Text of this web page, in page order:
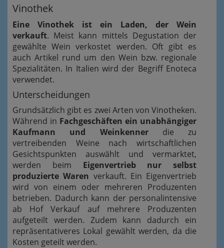
Vinothek
Eine Vinothek ist ein Laden, der Wein
verkauft. Meist kann mittels Degustation der
gewählte Wein verkostet werden. Oft gibt es
auch Artikel rund um den Wein bzw. regionale
Spezialitäten. In Italien wird der Begriff Enoteca
verwendet.
Unterscheidungen
Grundsätzlich gibt es zwei Arten von Vinotheken.
Während in Fachgeschäften ein unabhängiger
Kaufmann und Weinkennerdie zu
vertreibenden Weine nach wirtschaftlichen
Gesichtspunkten auswählt und vermarktet,
werden beim Eigenvertrieb nur selbst
produzierte Waren verkauft. Ein Eigenvertrieb
wird von einem oder mehreren Produzenten
betrieben. Dadurch kann der personalintensive
ab Hof Verkauf auf mehrere Produzenten
aufgeteilt werden. Zudem kann dadurch ein
repräsentativeres Lokal gewählt werden, da die
Kosten geteilt werden.